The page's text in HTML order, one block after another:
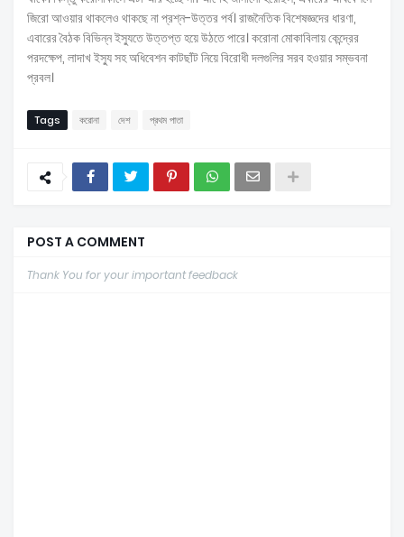
জিরো আওয়ার থাকলেও থাকছে না প্রশ্ন-উত্তর পর্ব। রাজনৈতিক বিশেষজ্ঞদের ধারণা,
এবারের বৈঠক বিভিন্ন ইস্যুতে উত্তপ্ত হয়ে উঠতে পারে। করোনা মোকাবিলায় কেন্দ্রের
পরদক্ষেপ, লাদাখ ইস্যু সহ অধিবেশন কাটছাঁট নিয়ে বিরোধী দলগুলির সরব হওয়ার সম্ভবনা
প্রবল।
Tags করোনা দেশ প্রথম পাতা
POST A COMMENT
Thank You for your important feedback